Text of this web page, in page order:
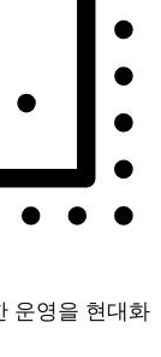
운영을 현대화